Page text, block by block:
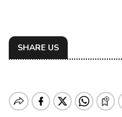
SHARE US